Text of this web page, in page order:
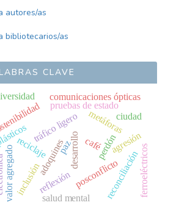
autores/as
bibliotecarios/as
CLAVE
adoquines
reciclaje
tráfico ligero
paz
posconflicto
café
desarrollo perdón
reconciliación
reflexión
valor agregado
pruebas de estado
metáforas
salud mental
comunicaciones ópticas
ferroeléctricos
inclusión
ciudad
agresión